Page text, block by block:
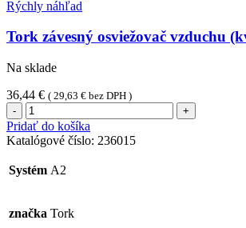
Rýchly náhľad
Tork závesný osviežovač vzduchu
Na sklade
36,44 € ( 29,63 € bez DPH )
množstvo
Tork
závesný
osviežovač
vzduchu
Pridať do košíka
Katalógové číslo: 236015
Systém A2
značka Tork